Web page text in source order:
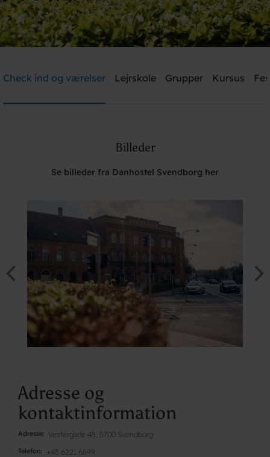
Brug for hjælp? Ring+45 6221 6699
Check ind og værelser Lejrskole Grupper Kursus
Billeder
Se billeder fra Danhostel Svendborg her
Adresse og
kontaktinformation
Adresse Vestergade 45, 5700 Svendborg
Telefon +45 6221 6699